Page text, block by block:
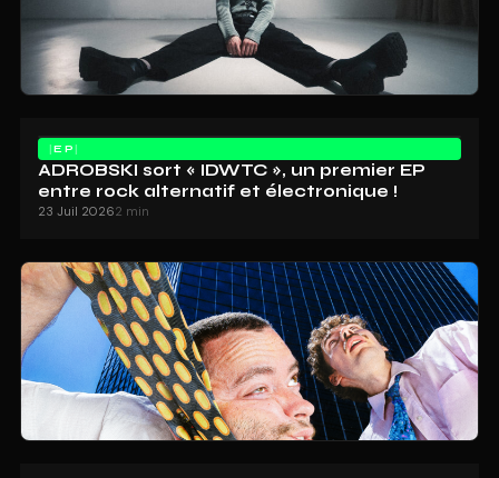
EP
ADROBSKI sort « IDWTC », un premier EP
entre rock alternatif et électronique !
23 Juil 20262 min